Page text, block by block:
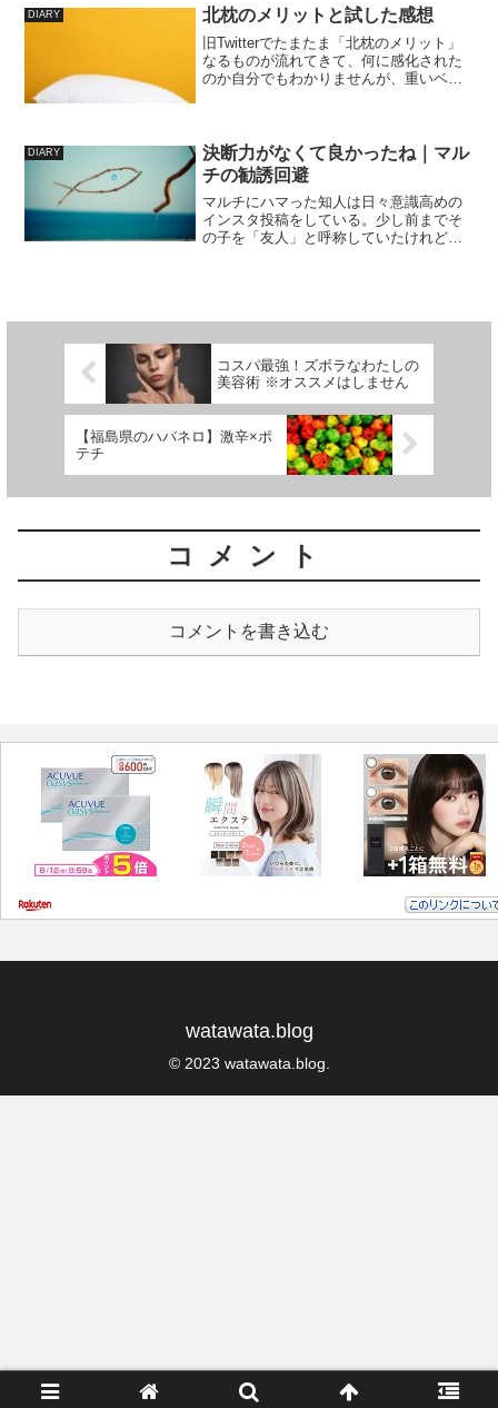
切り替えをクリック対象ドメインの右に
あるペンマーク...
DIARY 北枕のメリットと試した感想
旧Twitterでたまたま「北枕のメリット」
なるものが流れてきて、何に感化された
のか自分でもわかりませんが、重いベッ
枕だったので、...
DIARY
決断力がなくて良かったね｜マル
チの勧誘回避
マルチにハマった知人は日々意識高めの
インスタ投稿をしている。少し前までそ
の子を「友人」と呼称していたけれど、
コスパ最強！ズボラなわたしの
美容術 ※オススメはしません
【福島県のハバネロ】激辛×ポ
テチ
コメント
コメントを書き込む
watawata.blog
© 2023 watawata.blog.